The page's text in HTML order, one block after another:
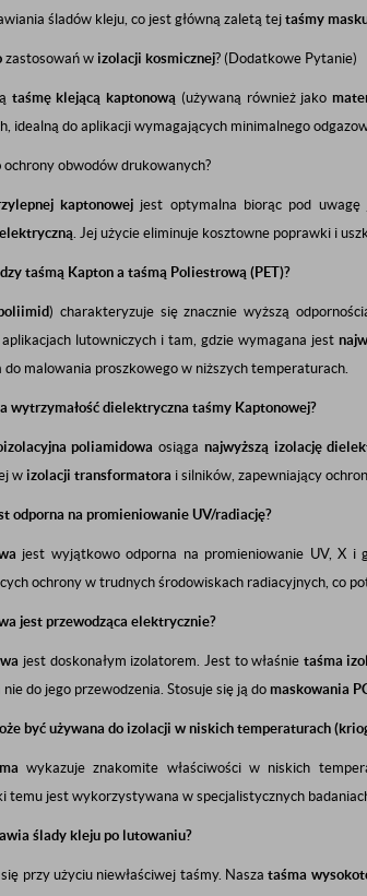
śladów kleju, co jest główną zaletą tej taśmy
zastosowań w izolacji kosmicznej? (Dodatkowe Pytanie)
taśmę klejącą kaptonową (używaną również jako
idealną do aplikacji wymagających minimalnego
ochrony obwodów drukowanych?
kaptonowej jest optymalna biorąc pod uwagę
. Jej użycie eliminuje kosztowne poprawki i
taśmą Kapton a taśmą Poliestrową (PET)?
) charakteryzuje się znacznie wyższą
lutowniczych i tam, gdzie wymagana jest
do malowania proszkowego w niższych temperaturach.
wytrzymałość dielektryczna taśmy Kaptonowej?
poliamidowa osiąga najwyższą izolację
w izolacji transformatora i silników, zapewniający
odporna na promieniowanie UV/radiację?
jest wyjątkowo odporna na promieniowanie UV, X i
ochrony w trudnych środowiskach radiacyjnych, co
jest przewodząca elektrycznie?
jest doskonałym izolatorem. Jest to właśnie taśma
do jego przewodzenia. Stosuje się ją do maskowania
być używana do izolacji w niskich temperaturach
wykazuje znakomite właściwości w niskich
temu jest wykorzystywana w specjalistycznych
ślady kleju po lutowaniu?
przy użyciu niewłaściwej taśmy. Naszataśma